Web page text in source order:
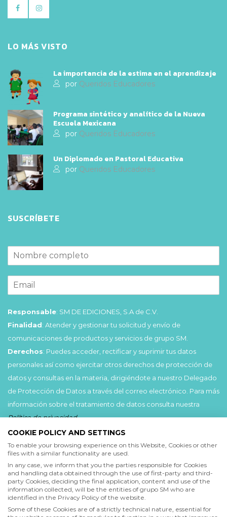
LO MÁS VISTO
La importancia de la estima en el aprendizaje
por Queridos Educadores
Programa sintético y analítico de la Nueva
Escuela Mexicana
por Queridos Educadores
Un Diplomado en Pastoral Educativa
por Queridos Educadores
SUSCRÍBETE
Responsable: SM DE EDICIONES, S.A de C.V.
Finalidad: Atender y gestionar tu solicitud y envío de
comunicaciones de productos y servicios de grupo SM.
Derechos: Puedes acceder, rectificar y suprimir tus datos
personales así como ejercitar otros derechos de protección de
datos y consultas en la materia, dirigiéndote a nuestro Delegado
de Protección de Datos a través del correo electrónico. Para más
información sobre el tratamiento de datos consulta nuestra
Política de privacidad.
He leído y acepto lasCondiciones de uso
Política de privacidad
Acepto
Deseo recibir comunicaciones comerciales de grupo SM
COOKIE POLICY AND SETTINGS
To enable your browsing experience on this Website, Cookies or other
files with a similar functionality are used.
In any case, we inform that you the parties responsible for Cookies
and handling data obtained through the use of first-party and third-
party Cookies, deciding the final application, content and use of the
information collected, will be the entities of grupo SM who are
identified in the Privacy Policy of the website.
Some of these Cookies are of a strictly technical nature, essential for